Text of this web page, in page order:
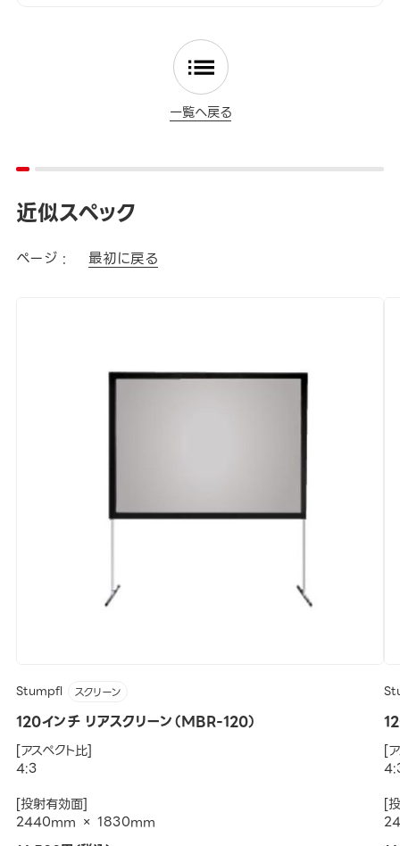
一覧へ戻る
近似スペック
ページ : 最初に戻る
Stumpfl スクリーン
120インチ リアスクリーン（MBR-120）
[アスペクト比]
4:3
[投射有効面]
2440mm × 1830mm
[
[